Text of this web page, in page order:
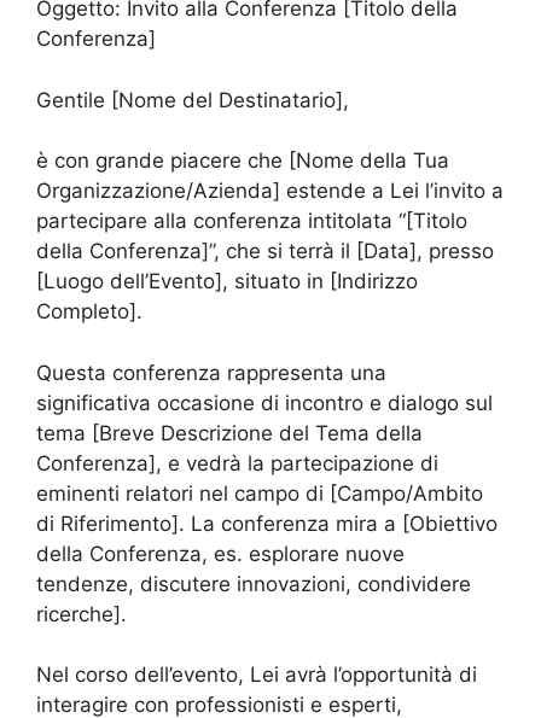
Oggetto: Invito alla Conferenza [Titolo della
Conferenza]
Gentile [Nome del Destinatario],
è con grande piacere che [Nome della Tua
Organizzazione/Azienda] estende a Lei l’invito a
partecipare alla conferenza intitolata “[Titolo
della Conferenza]”, che si terrà il [Data], presso
[Luogo dell’Evento], situato in [Indirizzo
Completo].
Questa conferenza rappresenta una
significativa occasione di incontro e dialogo sul
tema [Breve Descrizione del Tema della
Conferenza], e vedrà la partecipazione di
eminenti relatori nel campo di [Campo/Ambito
di Riferimento]. La conferenza mira a [Obiettivo
della Conferenza, es. esplorare nuove
tendenze, discutere innovazioni, condividere
ricerche].
Nel corso dell’evento, Lei avrà l’opportunità di
interagire con professionisti e esperti,